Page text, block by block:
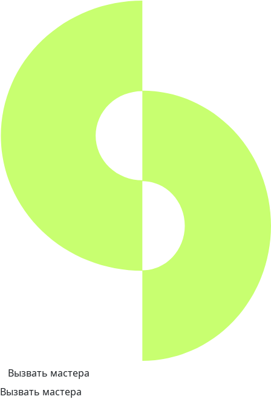
Вызвать мастера
Вызвать мастера